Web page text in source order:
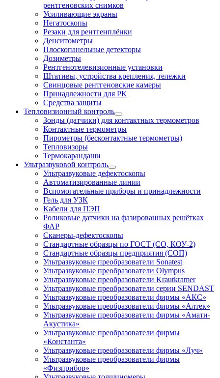
рентгеновских снимков
Усиливающие экраны
Негатоскопы
Резаки для рентгенплёнки
Денситометры
Плоскопанельные детекторы
Дозиметры
Рентгенотелевизионные установки
Штативы, устройства крепления, тележки
Свинцовые рентгеновские камеры
Принадлежности для РК
Средства защиты
Тепловизионный контроль
Зонды (датчики) для контактных термометров
Контактные термометры
Пирометры (бесконтактные термометры)
Тепловизоры
Термокарандаши
Ультразвуковой контроль
Ультразвуковые дефектоскопы
Автоматизированные линии
Вспомогательные приборы и принадлежности
Гель для УЗК
Кабели для ПЭП
Роликовые датчики на фазированных решётках
ФАР
Сканеры-дефектоскопы
Стандартные образцы по ГОСТ (СО, КОУ-2)
Стандартные образцы предприятия (СОП)
Ультразвуковые преобразователи Sonatest
Ультразвуковые преобразователи Olympus
Ультразвуковые преобразователи Krautkramer
Ультразвуковые преобразователи серии SENDAST
Ультразвуковые преобразователи фирмы «АКС»
Ультразвуковые преобразователи фирмы «Алтек»
Ультразвуковые преобразователи фирмы «Амати-
Акустика»
Ультразвуковые преобразователи фирмы
«Константа»
Ультразвуковые преобразователи фирмы «Луч»
Ультразвуковые преобразователи фирмы
«Физприбор»